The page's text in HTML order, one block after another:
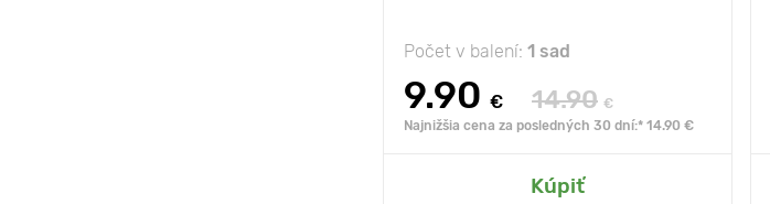
Počet v balení: 1 sad
9.90 € 14.90 €
Najnižšia cena za posledných 30 dní:* 14.90 €
Kúpiť